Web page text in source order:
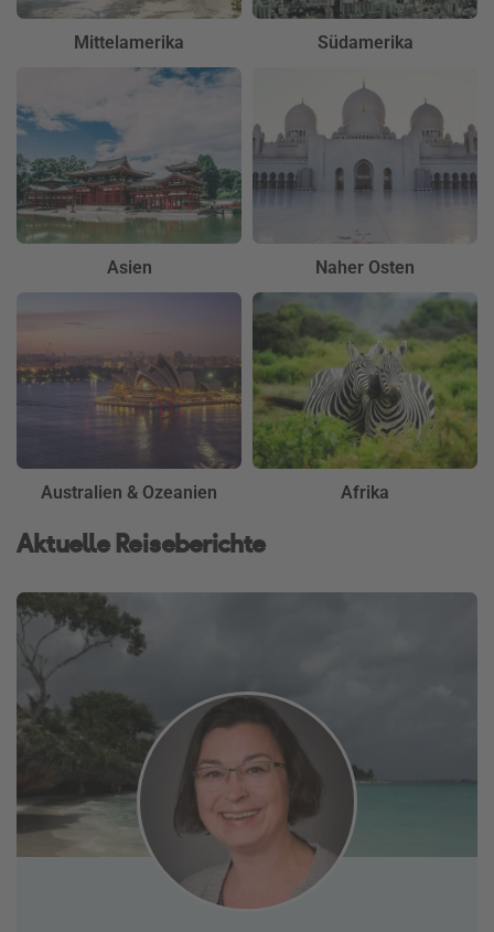
Mittelamerika Südamerika
Asien Naher Osten
Australien & Ozeanien Afrika
Aktuelle Reiseberichte